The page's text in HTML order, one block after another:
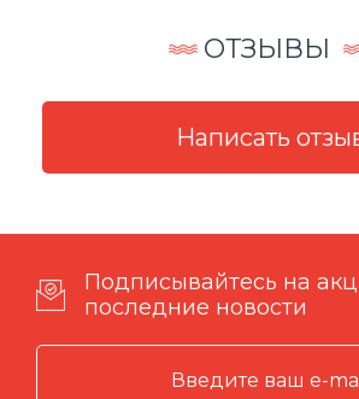
ОТЗЫВЫ
Подписывайтесь на
последние новости